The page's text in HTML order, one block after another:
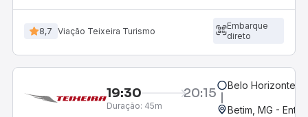
8,7 Viação Teixeira Turismo
Embarque
direto
19:30 20:15
Duração: 45m
Belo Horizonte,
Betim, MG -